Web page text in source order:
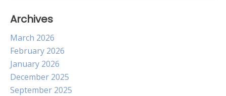
Archives
March 2026
February 2026
January 2026
December 2025
September 2025